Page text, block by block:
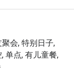
特魅力都将让
着主厨们大展
，将您的餐点
官盛宴，让您
会, 特别日子,
单点, 有儿童餐,